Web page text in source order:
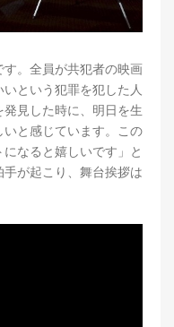
。全員が共犯者の映画
という犯罪を犯した人
見した時に、明日を生
と感じています。この
なると嬉しいです」と
が起こり、舞台挨拶は